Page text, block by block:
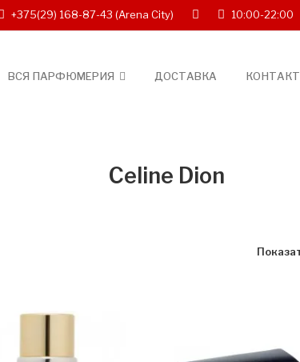
+375(29) 168-87-43 (Arena City) 10:00-22:00
ВСЯ ПАРФЮМЕРИЯ ДОСТАВКА
Celine Dion